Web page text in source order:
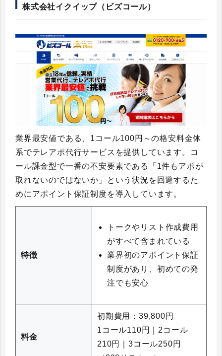
株式会社イクイップ（ビズコール）
業界最安値である、1コール100円～の格安料金体
系でテレアポ代行サービスを提供しています。コ
ール課金型で一番の不安要素である「1件もアポが
取れないのではないか」という状況を回避するた
めにアポイント保証制度を導入しています。
特徴
トークやリスト作成費用
がすべて含まれている
業界初のアポイント保証
制度があり、初めての発
注でも安心
料金
初期費用：39,800円
1コール110円｜2コール
210円｜3コール250円